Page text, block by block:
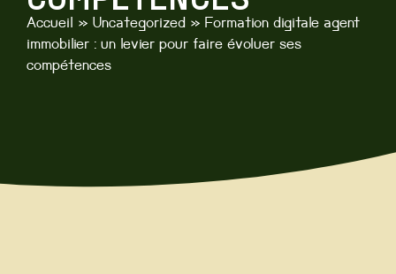
Accueil » Uncategorized » Formation digitale agent
immobilier : un levier pour faire évoluer ses
compétences